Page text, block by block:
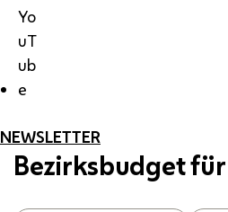
Yo
uT
ub
e
NEWSLETTER
Bezirksbudget